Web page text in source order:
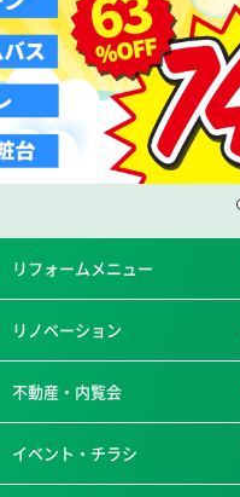
リフォームメニュー
リノベーション
不動産・内覧会
イベント・チラシ